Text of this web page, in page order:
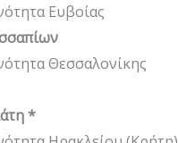
Ευβοίας
Θεσσαλονίκης
*